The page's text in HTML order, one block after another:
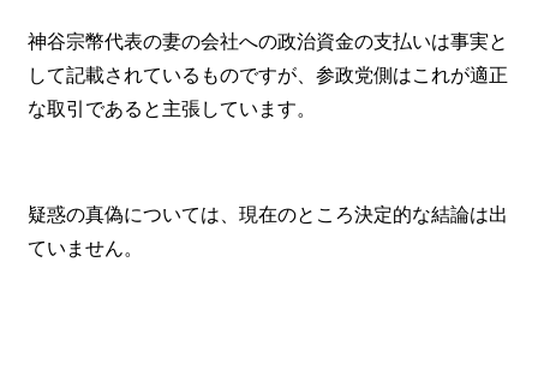
神谷宗幣代表の妻の会社への政治資金の支払いは事実と
して記載されているものですが、参政党側はこれが適正
な取引であると主張しています。
疑惑の真偽については、現在のところ決定的な結論は出
ていません。